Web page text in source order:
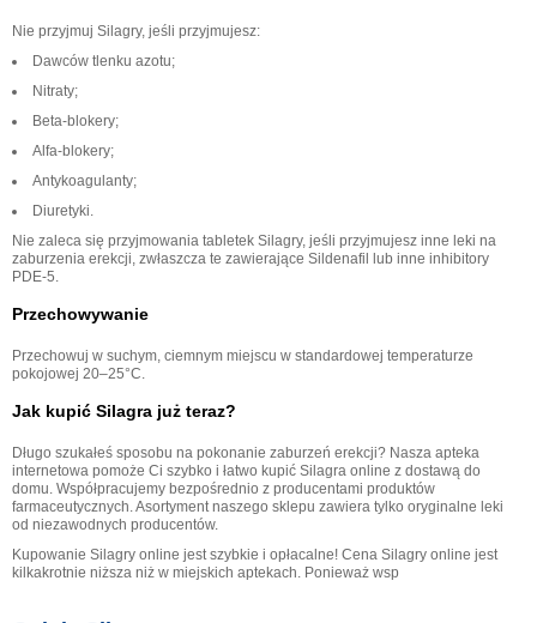
Nie przyjmuj Silagry, jeśli przyjmujesz:
Dawców tlenku azotu;
Nitraty;
Beta-blokery;
Alfa-blokery;
Antykoagulanty;
Diuretyki.
Nie zaleca się przyjmowania tabletek Silagry, jeśli przyjmujesz inne leki na
zaburzenia erekcji, zwłaszcza te zawierające Sildenafil lub inne inhibitory
PDE-5.
Przechowywanie
Przechowuj w suchym, ciemnym miejscu w standardowej temperaturze
pokojowej 20–25°С.
Jak kupić Silagra już teraz?
Długo szukałeś sposobu na pokonanie zaburzeń erekcji? Nasza apteka
internetowa pomoże Ci szybko i łatwo kupić Silagra online z dostawą do
domu. Współpracujemy bezpośrednio z producentami produktów
farmaceutycznych. Asortyment naszego sklepu zawiera tylko oryginalne leki
od niezawodnych producentów.
Kupowanie Silagry online jest szybkie i opłacalne! Cena Silagry online jest
kilkakrotnie niższa niż w miejskich aptekach. Ponieważ wsp